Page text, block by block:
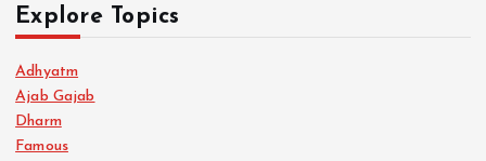
Explore Topics
Adhyatm
Ajab Gajab
Dharm
Famous